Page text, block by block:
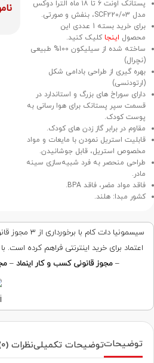
پستانک اونت ۶ تا ۱۸ ماه الترا دوکس
مدل SCF220/03، بنفش و صورتی.
برای خرید بسته 1 عددی این
محصول اینجا کلیک کنید.
ساخته شده از سیلیکون 100% طبیعی
(نچرال)
بهره گیری از طراحی بادامی شکل
(ارتودنسی)
دارای سوراخ های بزرگ و استاندارد در
قسمت سپر پستانک برای هوا رسانی به
پوست کودک.
مقاوم در برابر گاز زدن های کودک.
قابلیت استریل نمودن با مایعات و مواد
مخصوص استریل، قابل جوشانیدن.
طراحی منحصر به فرد شبیه‌سازی سینه
مادر.
فاقد مواد مضر، فاقد BPA.
کشور مبدا: هلند.
سیسمونیا دات
اعتماد برای خرید اینترنتی فراهم کرده است.
–مجوز قانونی کسب و کار اینماد –
توضیحاتتوضیحات تکمیلینظرات (0)